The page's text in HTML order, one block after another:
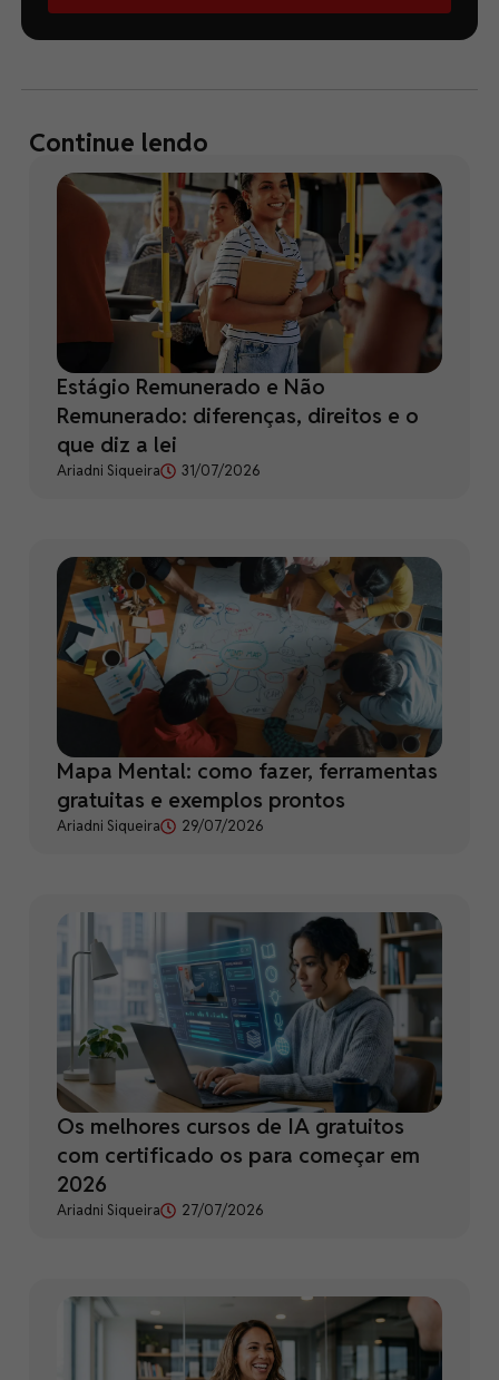
Continue lendo
Estágio Remunerado e Não
Remunerado: diferenças, direitos e o
que diz a lei
Ariadni Siqueira 31/07/2026
Mapa Mental: como fazer, ferramentas
gratuitas e exemplos prontos
Ariadni Siqueira 29/07/2026
Os melhores cursos de IA gratuitos
com certificado os para começar em
2026
Ariadni Siqueira 27/07/2026